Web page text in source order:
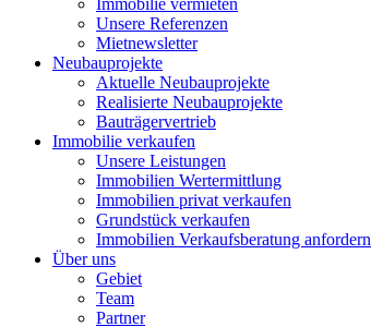
Immobilie vermieten
Unsere Referenzen
Mietnewsletter
Neubauprojekte
Aktuelle Neubauprojekte
Realisierte Neubauprojekte
Bauträgervertrieb
Immobilie verkaufen
Unsere Leistungen
Immobilien Wertermittlung
Immobilien privat verkaufen
Grundstück verkaufen
Immobilien Verkaufsberatung anfordern
Über uns
Gebiet
Team
Partner